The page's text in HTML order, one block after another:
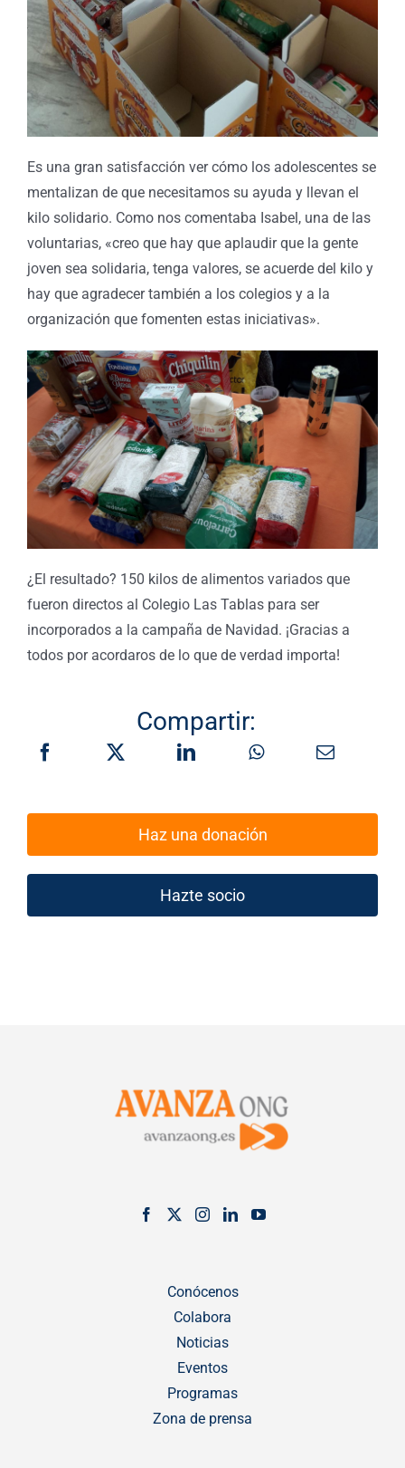
Es una gran satisfacción ver cómo los adolescentes se
mentalizan de que necesitamos su ayuda y llevan el
kilo solidario. Como nos comentaba Isabel, una de las
voluntarias, «creo que hay que aplaudir que la gente
joven sea solidaria, tenga valores, se acuerde del kilo y
hay que agradecer también a los colegios y a la
organización que fomenten estas iniciativas».
¿El resultado? 150 kilos de alimentos variados que
fueron directos al Colegio Las Tablas para ser
incorporados a la campaña de Navidad. ¡Gracias a
todos por acordaros de lo que de verdad importa!
Compartir:
Haz una donación
Hazte socio
Conócenos
Colabora
Noticias
Eventos
Programas
Zona de prensa